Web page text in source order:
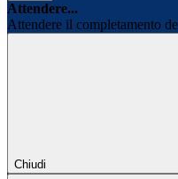
Attendere...
Attendere il completamento
Chiudi